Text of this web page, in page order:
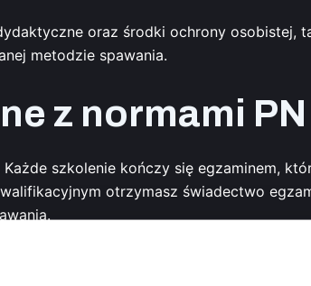
oraz środki ochrony osobistej,
metodzie spawania.
z normami PN
szkolenie kończy się egzaminem,
otrzymasz świadectwo
w krajach Unii Europejskiej.